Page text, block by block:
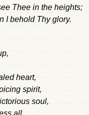
Thee in the heights;
I behold Thy glory.
heart,
spirit,
soul,
all,